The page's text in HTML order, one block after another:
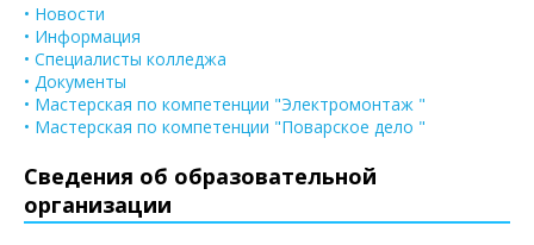
• Новости
• Информация
• Специалисты колледжа
• Документы
• Мастерская по компетенции "Электромонтаж "
• Мастерская по компетенции "Поварское дело "
Сведения об образовательной
организации